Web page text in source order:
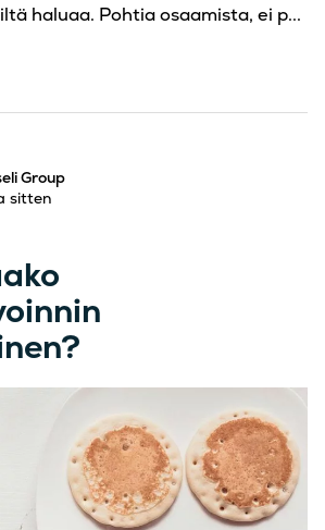
haluaa. Pohtia osaamista, ei p...
Group
sitten